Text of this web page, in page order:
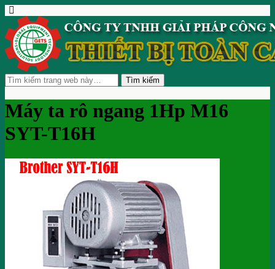
Máy ta rô ngang 1Hp M16
SYT-T16H